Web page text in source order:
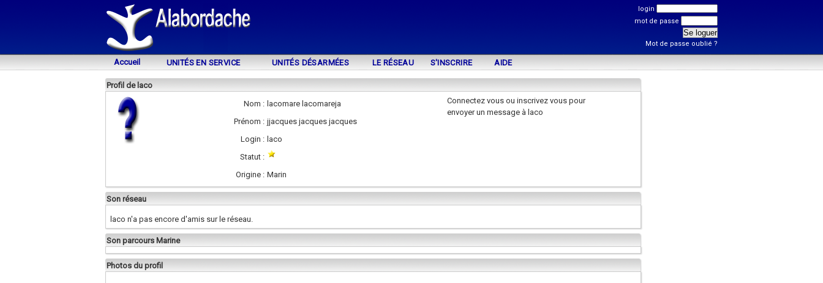
login
mot de passe
Mot de passe oublié ?
Accueil UNITÉS EN SERVICE UNITÉS DÉSARMÉES LE RÉSEAU S'INSCRIRE AIDE
Profil de laco
Nom : lacomare lacomareja
Prénom : jjacques jacques jacques
Login : laco
Statut :
Origine : Marin
Connectez vous ou inscrivez vous pour
envoyer un message à laco
Son réseau
laco n'a pas encore d'amis sur le réseau.
Son parcours Marine
Photos du profil